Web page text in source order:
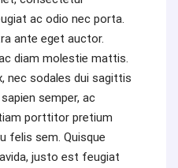
ac odio nec porta.
ante eget auctor.
diam molestie mattis.
nec sodales dui sagittis
semper, ac
porttitor pretium
felis sem. Quisque
justo est feugiat